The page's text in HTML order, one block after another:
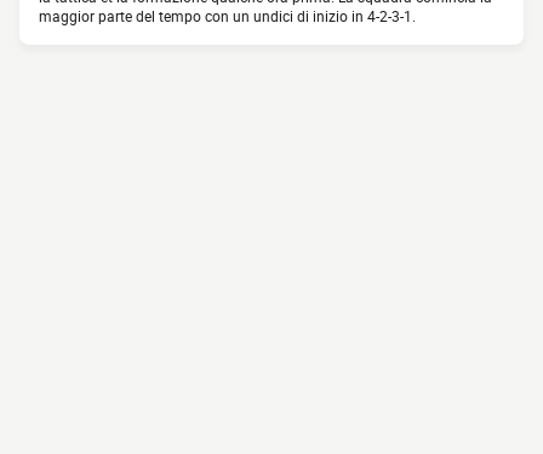
maggior parte del tempo con un undici di inizio in 4-2-3-1.